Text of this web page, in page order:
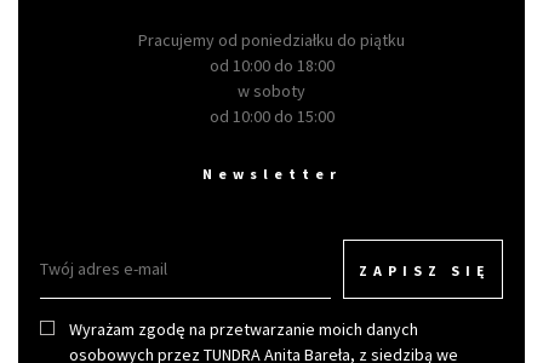
Pracujemy od poniedziałku do piątku
od 10:00 do 18:00
w soboty
od 10:00 do 15:00
Newsletter
ZAPISZ SIĘ
Wyrażam zgodę na przetwarzanie moich danych
osobowych przez TUNDRA Anita Bareła, z siedzibą we